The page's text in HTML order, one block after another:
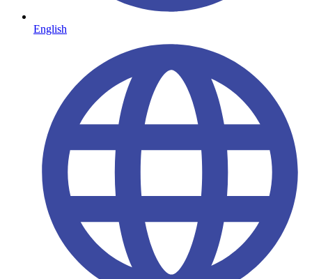
English